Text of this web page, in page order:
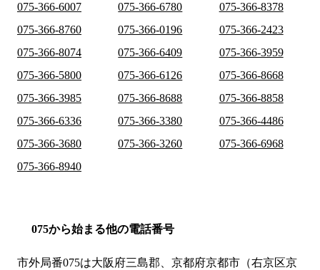
075-366-6007
075-366-6780
075-366-8378
075-366-8760
075-366-0196
075-366-2423
075-366-8074
075-366-6409
075-366-3959
075-366-5800
075-366-6126
075-366-8668
075-366-3985
075-366-8688
075-366-8858
075-366-6336
075-366-3380
075-366-4486
075-366-3680
075-366-3260
075-366-6968
075-366-8940
075から始まる他の電話番号
市外局番075は大阪府三島郡、京都府京都市（右京区京